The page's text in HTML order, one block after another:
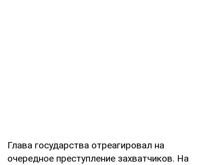
Глава государства отреагировал на
очередное преступление захватчиков. На